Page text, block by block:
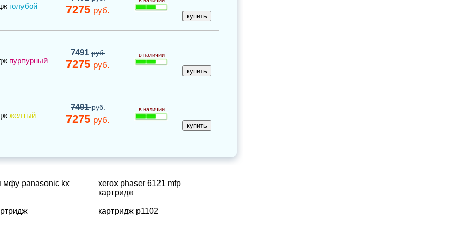
голубой 7275 руб.
пурпурный
7491руб.
7275 руб.
в наличии
желтый
7491руб.
7275 руб.
в наличии
мфу panasonic kx
xerox phaser 6121 mfp
картридж
картридж p1102